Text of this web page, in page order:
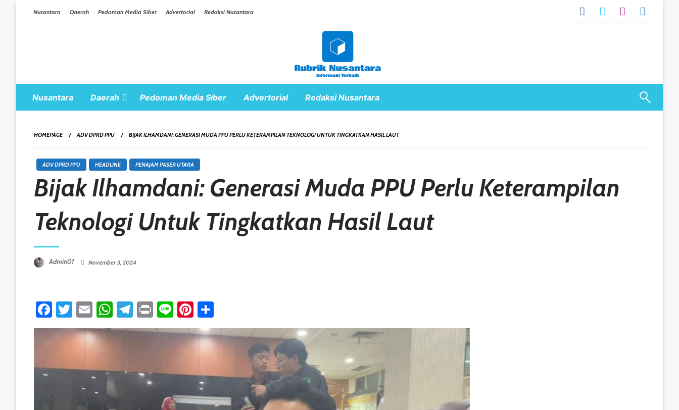
Nusantara Daerah Pedoman Media Siber Advertorial Redaksi Nusantara
Nusantara Daerah Pedoman Media Siber Advertorial Redaksi Nusantara
HOMEPAGE ADV DPRD PPU BIJAK ILHAMDANI: GENERASI MUDA PPU PERLU KETERAMPILAN TEKNOLOGI UNTUK TINGKATKAN HASIL LAUT
ADV DPRD PPU HEADLINE PENAJAM PASER UTARA
Bijak Ilhamdani: Generasi Muda PPU Perlu Keterampilan
Teknologi Untuk Tingkatkan Hasil Laut
Admin01 November 3, 2024
Facebook
Twitter
EmailWhatsApp
Telegram
PrintLinePinterest